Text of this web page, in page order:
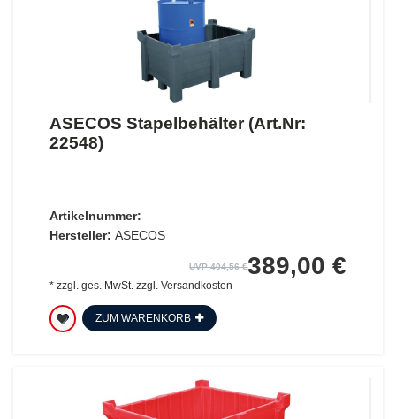
ASECOS Stapelbehälter (Art.Nr:
22548)
Artikelnummer:
Hersteller: ASECOS
UVP 404,56 €389,00 €
* zzgl. ges. MwSt. zzgl. Versandkosten
ZUM WARENKORB